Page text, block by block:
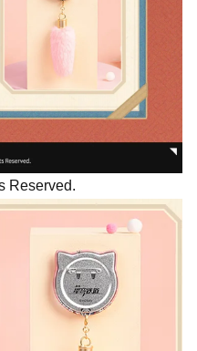
Reserved.